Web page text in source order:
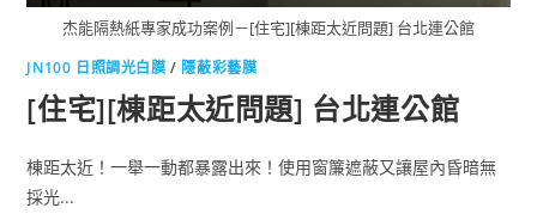
杰能隔熱紙專家成功案例－[住宅][棟距太近問題] 台北連公館
JN100 日照調光白膜 / 隱蔽彩藝膜
[住宅][棟距太近問題] 台北連公館
棟距太近！一舉一動都暴露出來！使用窗簾遮蔽又讓屋內昏暗無
採光...